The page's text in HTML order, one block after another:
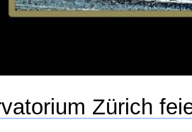
Zürich